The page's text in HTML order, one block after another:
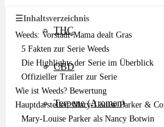
THC
CBD
Terpene (Aromen)
☰Inhaltsverzeichnis
Weeds: Vorstadt-Mama dealt Gras
5 Fakten zur Serie Weeds
Die Highlights der Serie im Überblick
Offizieller Trailer zur Serie
Wie ist Weeds? Bewertung
Hauptdarsteller: Mary-Louise Parker & Co.
Mary-Louise Parker als Nancy Botwin